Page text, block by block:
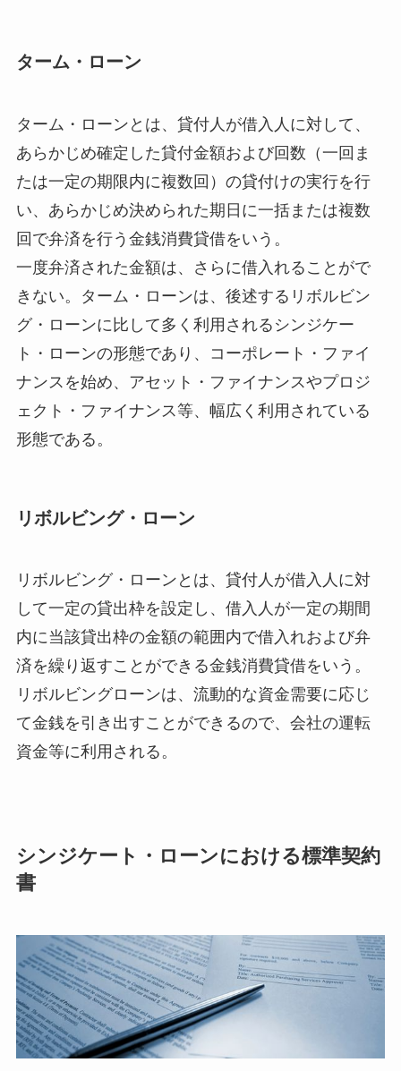
ターム・ローン
ターム・ローンとは、貸付人が借入人に対して、
あらかじめ確定した貸付金額および回数（一回ま
たは一定の期限内に複数回）の貸付けの実行を行
い、あらかじめ決められた期日に一括または複数
回で弁済を行う金銭消費貸借をいう。
一度弁済された金額は、さらに借入れることがで
きない。ターム・ローンは、後述するリボルビン
グ・ローンに比して多く利用されるシンジケー
ト・ローンの形態であり、コーポレート・ファイ
ナンスを始め、アセット・ファイナンスやプロジ
ェクト・ファイナンス等、幅広く利用されている
形態である。
リボルビング・ローン
リボルビング・ローンとは、貸付人が借入人に対
して一定の貸出枠を設定し、借入人が一定の期間
内に当該貸出枠の金額の範囲内で借入れおよび弁
済を繰り返すことができる金銭消費貸借をいう。
リボルビングローンは、流動的な資金需要に応じ
て金銭を引き出すことができるので、会社の運転
資金等に利用される。
シンジケート・ローンにおける標準契約
書